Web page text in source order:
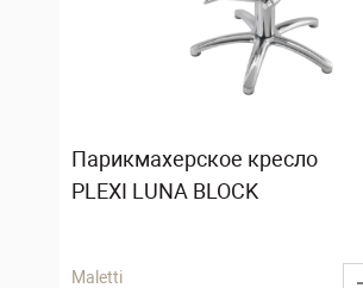
Парикмахерское кресло
PLEXI LUNA BLOCK
Maletti